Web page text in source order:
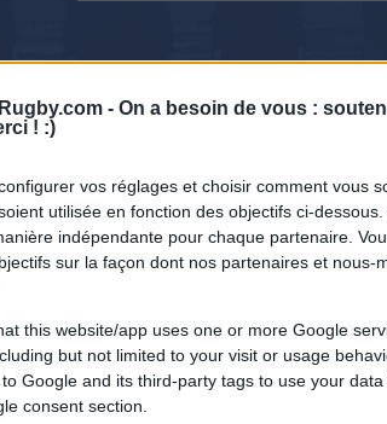
- On a besoin de vous :
! :)
vos réglages et choisir comment vous
utilisée en fonction des objectifs ci-
indépendante pour chaque partenaire.
sur la façon dont nos partenaires et nous-
this website/app uses one or more Google
but not limited to your visit or usage
Google and its third-party tags to use your
consent section.